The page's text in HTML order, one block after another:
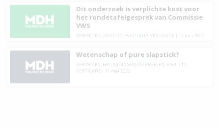
Dit onderzoek is verplichte kost voor
het rondetafelgesprek van Commissie
VWS
AEROSOLEN COVID-19, EVALUATIE VENTILATIE 14 mei 2022
Wetenschap of pure slapstick?
AEROSOLEN BESTRIJDINGSMAATREGELEN COVID-19,
VENTILATIE
11 mei 2022